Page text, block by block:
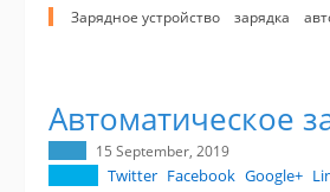
Зарядное устройство
зарядка
Автоматическое
15 September, 2019
Twitter Facebook Google+